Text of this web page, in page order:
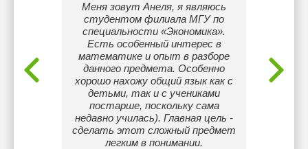
Меня зовут Анеля, я являюсь
студентом филиала МГУ по
специальности «Экономика».
Есть особенный интерес в
математике и опыт в разборе
данного предмета. Особенно
хорошо нахожу общий язык как с
детьми, так и с учениками
постарше, поскольку сама
недавно училась). Главная цель -
сделать этот сложный предмет
легким в понимании.